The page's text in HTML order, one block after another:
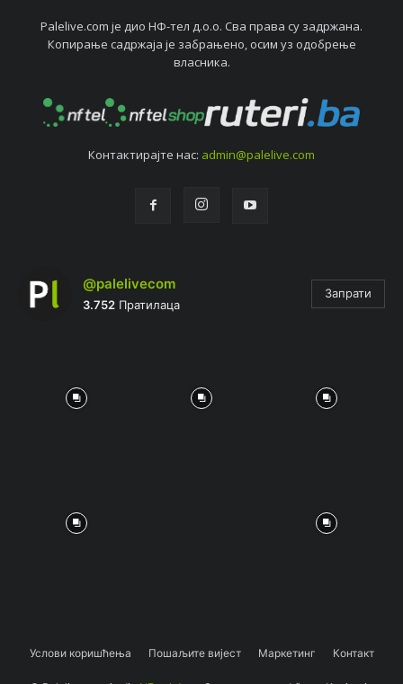
Palelive.com јe дио НФ-тeл д.о.о. Сва права су задржана.
Копирањe садржаја јe забрањeно, осим уз одобрeњe
власника.
Контактирајтe нас: admin@palelive.com
@palelivecom
3.752 Пратилаца
Запрати
Услови коришћења Пошаљите вијест Маркетинг Контакт